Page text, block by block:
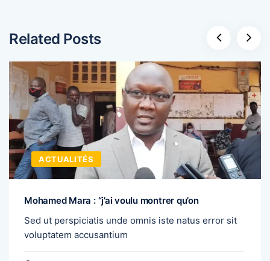
Related Posts
ACTUALITÉS
Mohamed Mara : “j’ai voulu montrer qu’on
Sed ut perspiciatis unde omnis iste natus error sit
voluptatem accusantium